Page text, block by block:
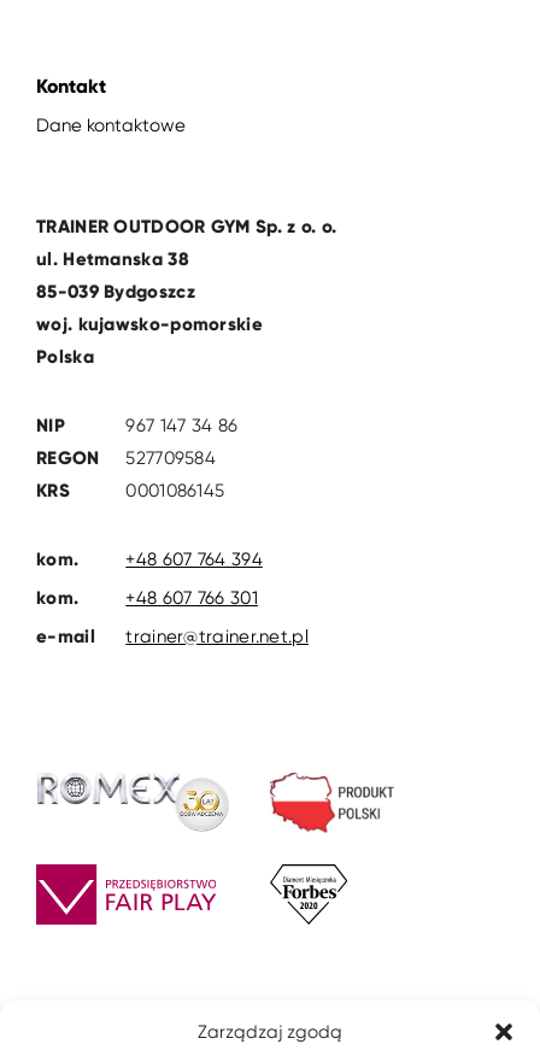
Zarządzaj zgodą
Kontakt
Dane kontaktowe
TRAINER OUTDOOR GYM Sp. z o. o.
ul. Hetmanska 38
85-039 Bydgoszcz
woj. kujawsko-pomorskie
Polska
NIP
967 147 34 86
REGON
527709584
KRS
0001086145
kom.
+48 607 764 394
kom.
+48 607 766 301
e-mail
trainer@trainer.net.pl